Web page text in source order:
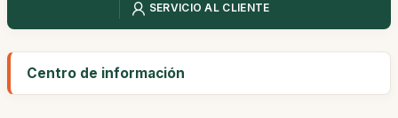
SERVICIO AL CLIENTE
Centro de información